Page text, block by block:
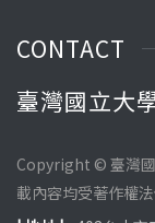
CONTACT
臺灣國立大
Copyright © 臺灣國
載內容均受著作權